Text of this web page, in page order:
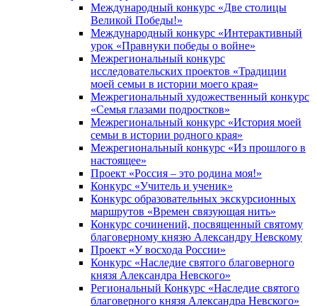
Международный конкурс «Две столицы
Великой Победы!»
Международный конкурс «Интерактивный
урок «Правнуки победы о войне»
Межрегиональный конкурс
исследовательских проектов «Традиции
моей семьи в истории моего края»
Межрегиональный художественный конкурс
«Семья глазами подростков»
Межрегиональный конкурс «История моей
семьи в истории родного края»
Межрегиональный конкурс «Из прошлого в
настоящее»
Проект «Россия – это родина моя!»
Конкурс «Учитель и ученик»
Конкурс образовательных экскурсионных
маршрутов «Времен связующая нить»
Конкурс сочинений, посвященный святому
благоверному князю Александру Невскому
Проект «У восхода России»
Конкурс «Наследие святого благоверного
князя Александра Невского»
Региональный Конкурс «Наследие святого
благоверного князя Александра Невского»